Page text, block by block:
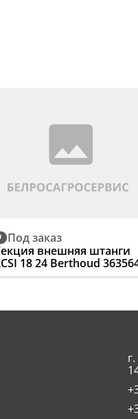
Под заказ
внешняя штанги
18 24 Berthoud